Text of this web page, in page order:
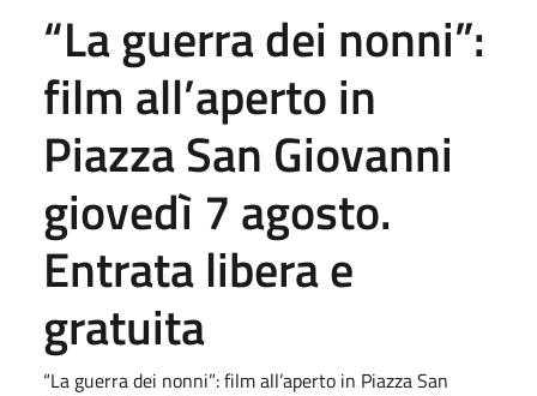
“La guerra dei nonni”:
film all’aperto in
Piazza San Giovanni
giovedì 7 agosto.
Entrata libera e
gratuita
“La guerra dei nonni”: film all’aperto in Piazza San